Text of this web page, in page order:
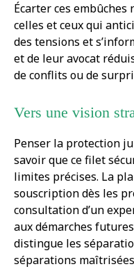
Écarter ces embûches
celles et ceux qui
des tensions et
et de leur avocat
de conflits ou de
Vers une vision
Penser la protection
savoir que ce filet
limites précises. La
souscription dès les
consultation d’un
aux démarches
distingue les
séparations